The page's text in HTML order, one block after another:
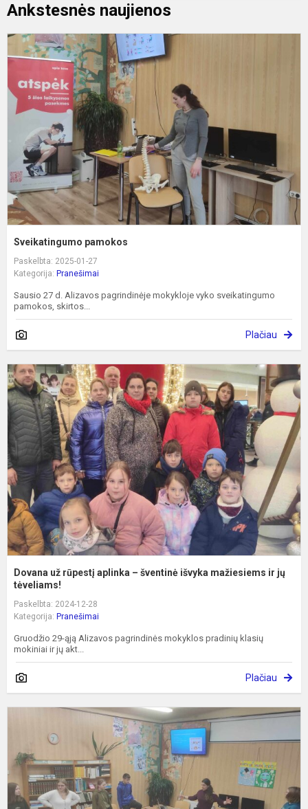
Ankstesnės naujienos
Sveikatingumo pamokos
Paskelbta: 2025-01-27
Kategorija: Pranešimai
Sausio 27 d. Alizavos pagrindinėje mokykloje vyko sveikatingumo
pamokos, skirtos...
Plačiau
Dovana už rūpestį aplinka – šventinė išvyka mažiesiems ir jų
tėveliams!
Paskelbta: 2024-12-28
Kategorija: Pranešimai
Gruodžio 29-ąją Alizavos pagrindinės mokyklos pradinių klasių
mokiniai ir jų akt...
Plačiau